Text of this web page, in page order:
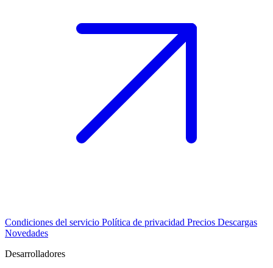
Condiciones del servicio Política de privacidad Precios Descargas
Novedades
Desarrolladores